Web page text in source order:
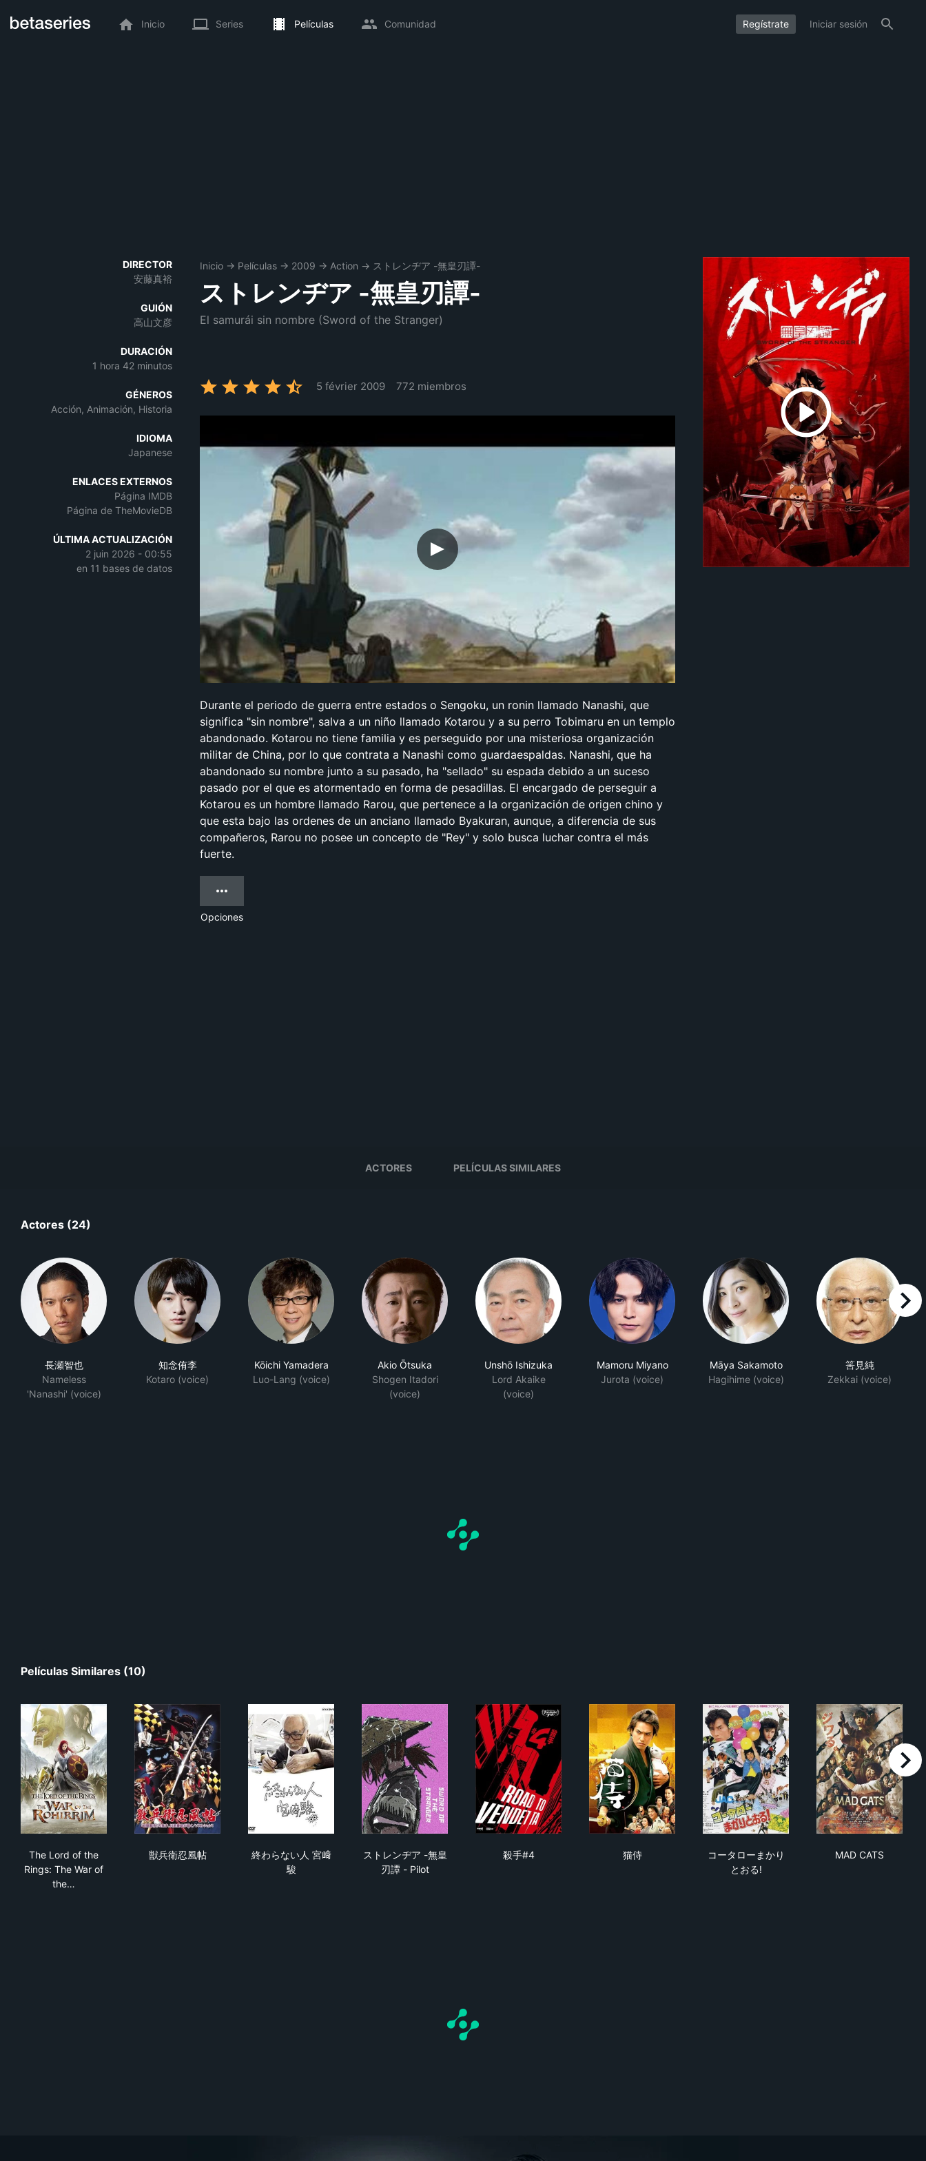
Inicio Series Películas Comunidad Regístrate Iniciar sesión
DIRECTOR
安藤真裕
GUIÓN
高山文彦
DURACIÓN
1 hora 42 minutos
GÉNEROS
Acción, Animación, Historia
IDIOMA
Japanese
ENLACES EXTERNOS
Página IMDB
Página de TheMovieDB
ÚLTIMA ACTUALIZACIÓN
2 juin 2026 - 00:55
en 11 bases de datos
Inicio → Películas → 2009 → Action → ストレンヂア -無皇刃譚-
ストレンヂア -無皇刃譚-
El samurái sin nombre (Sword of the Stranger)
5 février 2009 772 miembros
Durante el periodo de guerra entre estados o Sengoku, un ronin llamado Nanashi, que
significa "sin nombre", salva a un niño llamado Kotarou y a su perro Tobimaru en un templo
abandonado. Kotarou no tiene familia y es perseguido por una misteriosa organización
militar de China, por lo que contrata a Nanashi como guardaespaldas. Nanashi, que ha
abandonado su nombre junto a su pasado, ha "sellado" su espada debido a un suceso
pasado por el que es atormentado en forma de pesadillas. El encargado de perseguir a
Kotarou es un hombre llamado Rarou, que pertenece a la organización de origen chino y
que esta bajo las ordenes de un anciano llamado Byakuran, aunque, a diferencia de sus
compañeros, Rarou no posee un concepto de "Rey" y solo busca luchar contra el más
fuerte.
Opciones
ACTORES PELÍCULAS SIMILARES
Actores (24)
長瀬智也
Nameless
'Nanashi' (voice)
知念侑李
Kotaro (voice)
Kōichi Yamadera
Luo-Lang (voice)
Akio Ōtsuka
Shogen Itadori
(voice)
Unshō Ishizuka
Lord Akaike
(voice)
Mamoru Miyano
Jurota (voice)
Māya Sakamoto
Hagihime (voice)
筈見純
Zekkai (voice)
right
Películas Similares (10)
The Lord of the
Rings: The War of
the…
獣兵衛忍風帖
終わらない人 宮﨑
駿
ストレンヂア -無皇
刃譚 - Pilot
殺手#4
猫侍
コータローまかり
とおる!
MAD CATS
right